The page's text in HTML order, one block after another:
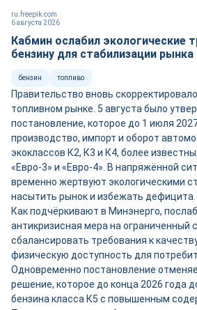
6 августа 2026
ru.freepik.com
Кабмин ослабил экологические
бензину для стабилизации рынка
бензин топливо
Правительство вновь
топливном рынке. 5 августа было
постановление, которое до 1 июля
производство, импорт и оборот
экоклассов К2, К3 и К4, более
«Евро-3» и «Евро-4». В напряжённой
временно жертвуют экологическими
насытить рынок и избежать дефицита.
Как подчёркивают в Минэнерго,
антикризисная мера на ограниченный
сбалансировать требования к
физическую доступность для
Одновременно постановление
решение, которое до конца 2026 года
бензина класса К5 с повышенным